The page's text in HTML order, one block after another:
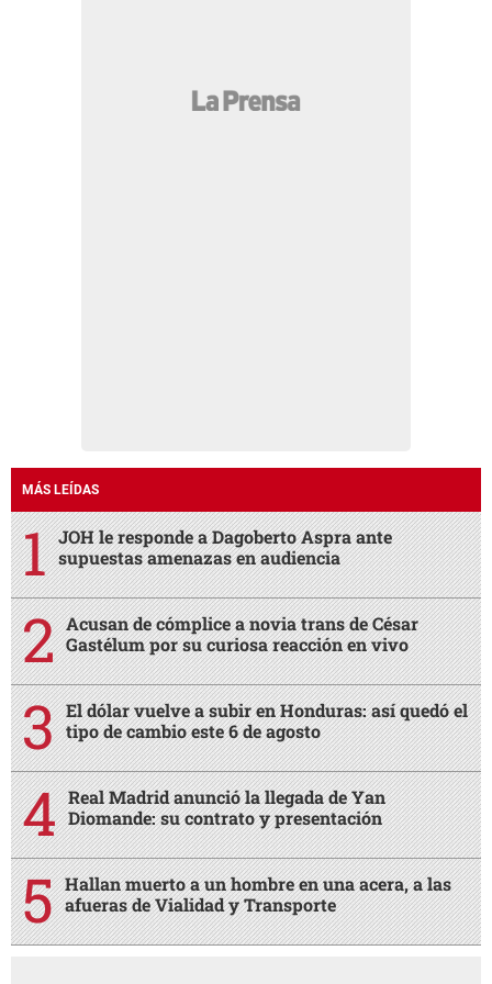
MÁS LEÍDAS
JOH le responde a Dagoberto Aspra ante
supuestas amenazas en audiencia
Acusan de cómplice a novia trans de César
Gastélum por su curiosa reacción en vivo